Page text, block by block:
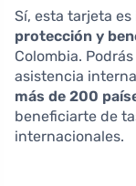
Sí, esta tarjeta
protección y
Colombia.
asistencia
más de 200
beneficiarte de
internacionales.